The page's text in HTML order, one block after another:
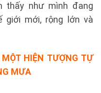
thấy như mình đang
mới, rộng lớn và
HIỆN TƯỢNG TỰ
MƯA